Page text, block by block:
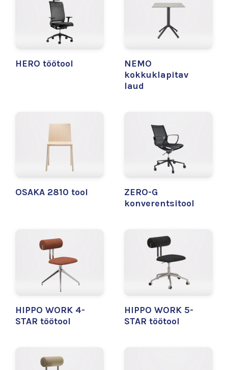
HERO töötool
NEMO
kokkuklapitav
laud
OSAKA 2810 tool
ZERO-G
konverentsitool
HIPPO WORK 4-
STAR töötool
HIPPO WORK 5-
STAR töötool